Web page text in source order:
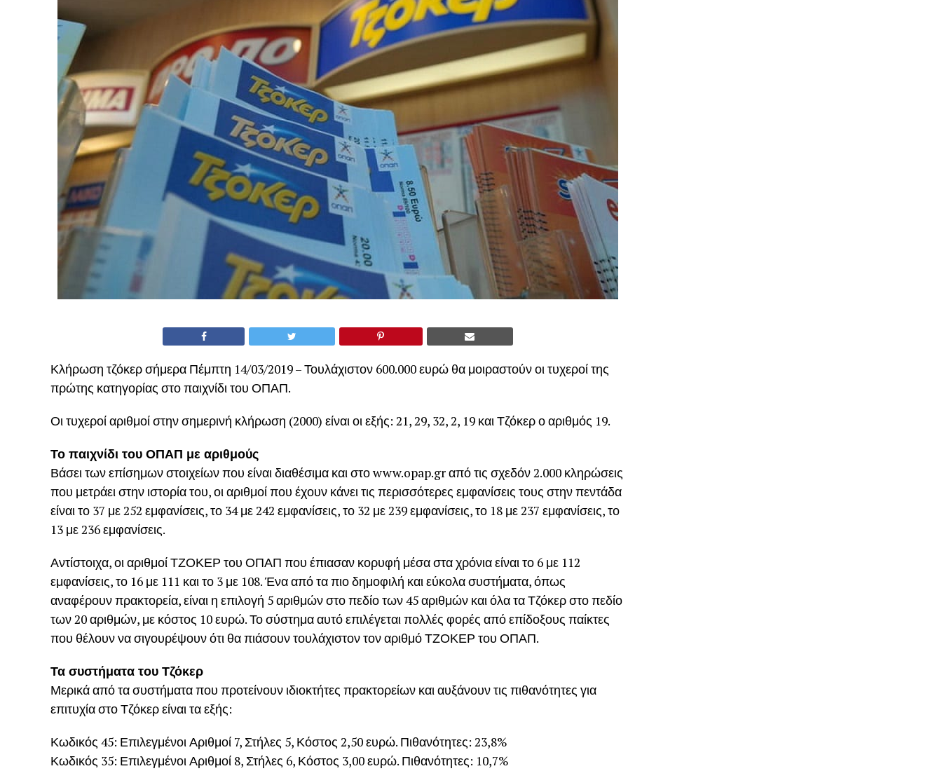
Κλήρωση τζόκερ σήμερα Πέμπτη 14/03/2019 – Τουλάχιστον 600.000 ευρώ θα μοιραστούν οι τυχεροί της
πρώτης κατηγορίας στο παιχνίδι του ΟΠΑΠ.
Οι τυχεροί αριθμοί στην σημερινή κλήρωση (2000) είναι οι εξής: 21, 29, 32, 2, 19 και Τζόκερ ο αριθμός 19.
Το παιχνίδι του ΟΠΑΠ με αριθμούς
Βάσει των επίσημων στοιχείων που είναι διαθέσιμα και στο www.opap.gr από τις σχεδόν 2.000 κληρώσεις
που μετράει στην ιστορία του, οι αριθμοί που έχουν κάνει τις περισσότερες εμφανίσεις τους στην πεντάδα
είναι το 37 με 252 εμφανίσεις, το 34 με 242 εμφανίσεις, το 32 με 239 εμφανίσεις, το 18 με 237 εμφανίσεις, το
13 με 236 εμφανίσεις.
Αντίστοιχα, οι αριθμοί ΤΖΟΚΕΡ του ΟΠΑΠ που έπιασαν κορυφή μέσα στα χρόνια είναι το 6 με 112
εμφανίσεις, το 16 με 111 και το 3 με 108. Ένα από τα πιο δημοφιλή και εύκολα συστήματα, όπως
αναφέρουν πρακτορεία, είναι η επιλογή 5 αριθμών στο πεδίο των 45 αριθμών και όλα τα Τζόκερ στο πεδίο
των 20 αριθμών, με κόστος 10 ευρώ. Το σύστημα αυτό επιλέγεται πολλές φορές από επίδοξους παίκτες
που θέλουν να σιγουρέψουν ότι θα πιάσουν τουλάχιστον τον αριθμό ΤΖΟΚΕΡ του ΟΠΑΠ.
Τα συστήματα του Τζόκερ
Μερικά από τα συστήματα που προτείνουν ιδιοκτήτες πρακτορείων και αυξάνουν τις πιθανότητες για
επιτυχία στο Τζόκερ είναι τα εξής:
Κωδικός 45: Επιλεγμένοι Αριθμοί 7, Στήλες 5, Κόστος 2,50 ευρώ. Πιθανότητες: 23,8%
Κωδικός 35: Επιλεγμένοι Αριθμοί 8, Στήλες 6, Κόστος 3,00 ευρώ. Πιθανότητες: 10,7%